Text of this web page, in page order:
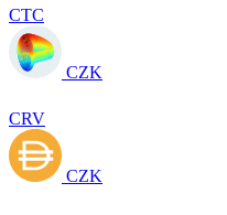
CTC
CZK
CRV
CZK